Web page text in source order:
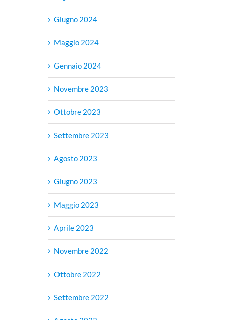
Giugno 2024
Maggio 2024
Gennaio 2024
Novembre 2023
Ottobre 2023
Settembre 2023
Agosto 2023
Giugno 2023
Maggio 2023
Aprile 2023
Novembre 2022
Ottobre 2022
Settembre 2022